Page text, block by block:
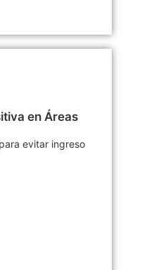
en Áreas
evitar ingreso